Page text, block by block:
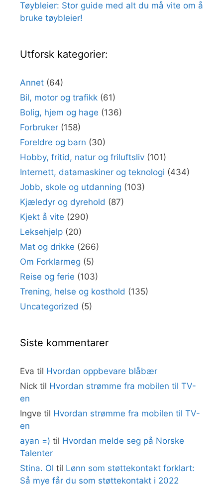
Tøybleier: Stor guide med alt du må vite om å
bruke tøybleier!
Utforsk kategorier:
Annet (64)
Bil, motor og trafikk (61)
Bolig, hjem og hage (136)
Forbruker (158)
Foreldre og barn (30)
Hobby, fritid, natur og friluftsliv (101)
Internett, datamaskiner og teknologi (434)
Jobb, skole og utdanning (103)
Kjæledyr og dyrehold (87)
Kjekt å vite (290)
Leksehjelp (20)
Mat og drikke (266)
Om Forklarmeg (5)
Reise og ferie (103)
Trening, helse og kosthold (135)
Uncategorized (5)
Siste kommentarer
Eva til Hvordan oppbevare blåbær
Nick til Hvordan strømme fra mobilen til TV-
en
Ingve til Hvordan strømme fra mobilen til TV-
en
ayan =) til Hvordan melde seg på Norske
Talenter
Stina. Ol til Lønn som støttekontakt forklart:
Så mye får du som støttekontakt i 2022